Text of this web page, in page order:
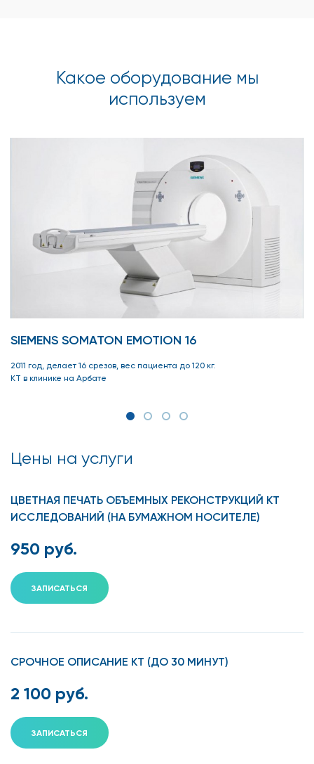
Какое оборудование мы
используем
SIEMENS SOMATON EMOTION 16
2011 год, делает 16 срезов, вес пациента до 120 кг.
КТ в клинике на Арбате
Цены на услуги
ЦВЕТНАЯ ПЕЧАТЬ ОБЪЕМНЫХ РЕКОНСТРУКЦИЙ КТ
ИССЛЕДОВАНИЙ (НА БУМАЖНОМ НОСИТЕЛЕ)
950 руб.
ЗАПИСАТЬСЯ
СРОЧНОЕ ОПИСАНИЕ КТ (ДО 30 МИНУТ)
2 100 руб.
ЗАПИСАТЬСЯ